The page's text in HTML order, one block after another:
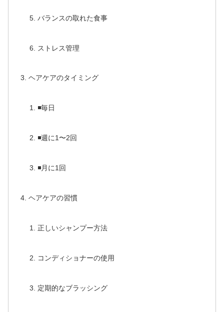
バランスの取れた食事
ストレス管理
ヘアケアのタイミング
◾️毎日
◾️週に1〜2回
◾️月に1回
ヘアケアの習慣
正しいシャンプー方法
コンディショナーの使用
定期的なブラッシング